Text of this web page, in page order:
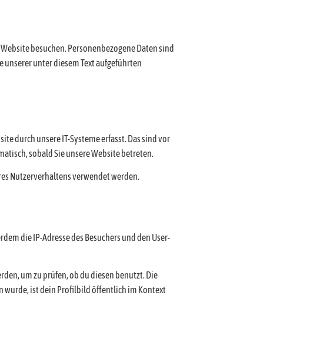
besuchen. Personenbezogene Daten sind
unter diesem Text aufgeführten
durch unsere IT-Systeme erfasst. Das sind vor
sobald Sie unsere Website betreten.
Nutzerverhaltens verwendet werden.
die IP-Adresse des Besuchers und den User-
um zu prüfen, ob du diesen benutzt. Die
wurde, ist dein Profilbild öffentlich im Kontext